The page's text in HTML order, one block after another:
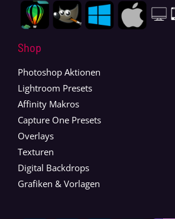
Shop
Photoshop Aktionen
Lightroom Presets
Affinity Makros
Capture One Presets
Overlays
Texturen
Digital Backdrops
Grafiken & Vorlagen